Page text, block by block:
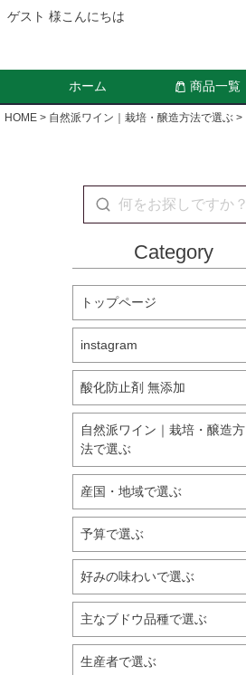
ゲスト 様こんにちは
ホーム 商品一覧
HOME 自然派ワイン｜栽培・醸造方法で選ぶ
Category
トップページ
instagram
酸化防止剤 無添加
自然派ワイン｜栽培・醸造方
法で選ぶ
産国・地域で選ぶ
予算で選ぶ
好みの味わいで選ぶ
主なブドウ品種で選ぶ
生産者で選ぶ